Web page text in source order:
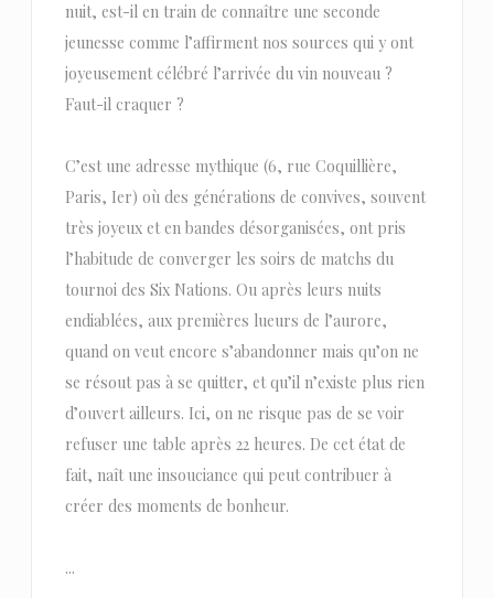
nuit, est-il en train de connaître une seconde
jeunesse comme l’affirment nos sources qui y ont
joyeusement célébré l’arrivée du vin nouveau ?
Faut-il craquer ?
C’est une adresse mythique (6, rue Coquillière,
Paris, Ier) où des générations de convives, souvent
très joyeux et en bandes désorganisées, ont pris
l’habitude de converger les soirs de matchs du
tournoi des Six Nations. Ou après leurs nuits
endiablées, aux premières lueurs de l’aurore,
quand on veut encore s’abandonner mais qu’on ne
se résout pas à se quitter, et qu’il n’existe plus rien
d’ouvert ailleurs. Ici, on ne risque pas de se voir
refuser une table après 22 heures. De cet état de
fait, naît une insouciance qui peut contribuer à
créer des moments de bonheur.
...